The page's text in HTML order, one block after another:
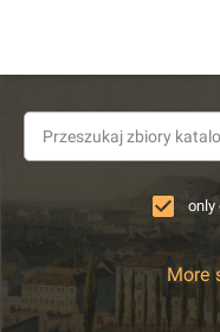
only
More